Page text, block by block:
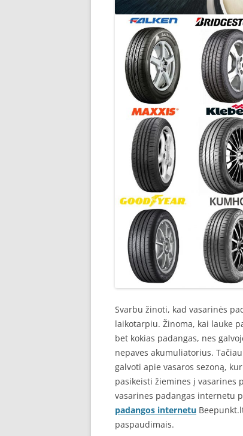
Svarbu žinoti, kad vasarinės
laikotarpiu. Žinoma, kai lauke
bet kokias padangas, nes
nepaves akumuliatorius.
galvoti apie vasaros sezoną,
pasikeisti žiemines į vasarines
vasarines padangas internetu
padangos internetu
paspaudimais.